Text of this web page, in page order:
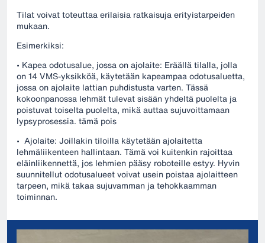
Tilat voivat toteuttaa erilaisia ratkaisuja erityistarpeiden
mukaan.
Esimerkiksi:
• Kapea odotusalue, jossa on ajolaite: Eräällä tilalla, jolla
on 14 VMS-yksikköä, käytetään kapeampaa odotusaluetta,
jossa on ajolaite lattian puhdistusta varten. Tässä
kokoonpanossa lehmät tulevat sisään yhdeltä puolelta ja
poistuvat toiselta puolelta, mikä auttaa sujuvoittamaan
lypsyprosessia. tämä pois
• Ajolaite: Joillakin tiloilla käytetään ajolaitetta
lehmäliikenteen hallintaan. Tämä voi kuitenkin rajoittaa
eläinliikennettä, jos lehmien pääsy roboteille estyy. Hyvin
suunnitellut odotusalueet voivat usein poistaa ajolaitteen
tarpeen, mikä takaa sujuvamman ja tehokkaamman
toiminnan.